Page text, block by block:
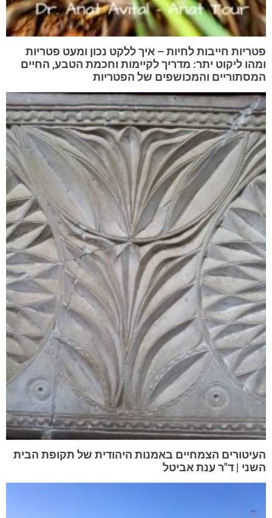
פטריות חייבות לחיות – איך ללקט נכון ומעט פטריות
ומהו ליקוט יתר: מדריך לקיימות וחכמת הטבע, החיים
המסתוריים והמכושפים של הפטריות
העיטורים הצמחיים באמנות היהודית של תקופת הבית
השני | ד"ר ענת אביטל